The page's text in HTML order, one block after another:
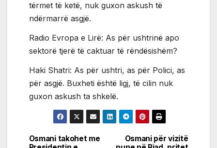
tërmet të ketë, nuk guxon askush të
ndërmarrë asgjë.
Radio Evropa e Lirë: As për ushtrinë apo
sektorë tjerë të caktuar të rëndësishëm?
Haki Shatri: As për ushtri, as për Polici, as
për asgjë. Buxheti është ligj, të cilin nuk
guxon askush ta shkelë.
Post
Osmani për vizitë
Osmani takohet me